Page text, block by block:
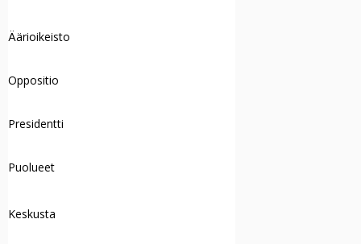
Äärioikeisto
Oppositio
Presidentti
Puolueet
Keskusta